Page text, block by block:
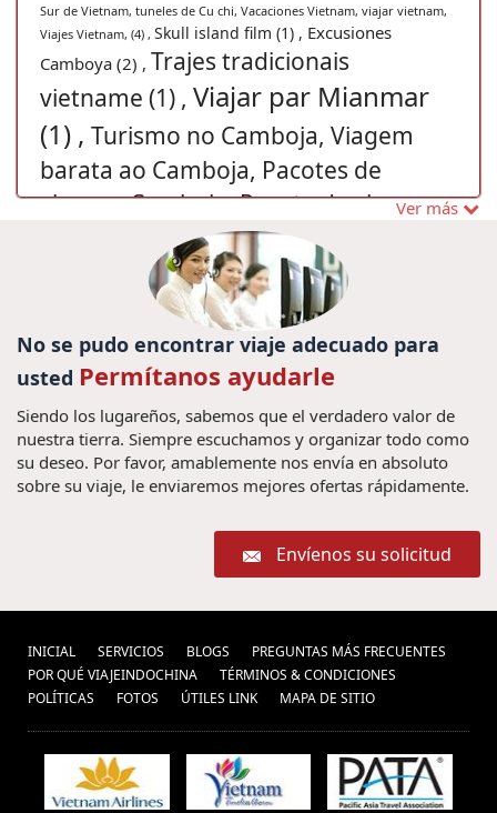
Sur de Vietnam, tuneles de Cu chi, Vacaciones Vietnam, viajar vietnam,
Viajes Vietnam, (4) , Skull island film (1) , Excusiones
Camboya (2) , Trajes tradicionais
vietname (1) , Viajar par Mianmar
(1) , Turismo no Camboja, Viagem
barata ao Camboja, Pacotes de
viagens Camboja, Pacote de viagem
ao Camboja, Descubrir o Camboja (1) ,
Viagens ao Laos, Viagem ao
Laos, Férias Laos, Férias no Laos,
Viaja ao Laos, Visitar o Laos,
Viagem em família Laos,
Excurcoes Laos, Turismo no
Laos, Viagem barata ao Laos,
Pacotes de viagens Laos, Pacote
de viagem ao Laos, Descubrir o
Fruta de Vietnam (1) ,consejos para viajar
Hanói Grande Prêmio (1) ,
Vietnam (8) ,
Visitar o Vietnã (1) ,vacaciones laos (18)
,Saigon (1) ,Viajes Phnom Penh (2) ,viajar
indochina (1) ,Viagem para Camboja (1) ,
Barrio antiguo de Hanoi (2) ,
buscar un viaje
Ver más
No se pudo encontrar viaje adecuado para
usted Permítanos ayudarle
Siendo los lugareños, sabemos que el verdadero valor de
nuestra tierra. Siempre escuchamos y organizar todo como
su deseo. Por favor, amablemente nos envía en absoluto
sobre su viaje, le enviaremos mejores ofertas rápidamente.
Envíenos su solicitud
INICIAL SERVICIOS BLOGS
PREGUNTAS MÁS FRECUENTES
POR QUÉ VIAJEINDOCHINA
TÉRMINOS & CONDICIONES
POLÍ­TICAS
FOTOS ÚTILES LINK MAPA DE SITIO